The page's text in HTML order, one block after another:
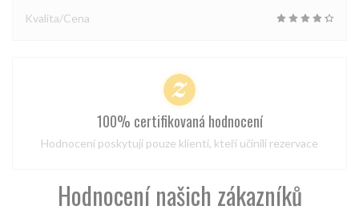
Hodnocení našich zákazníků
Kvalita/Cena
100% certifikovaná hodnocení
Hodnocení poskytují pouze klienti, kteří učinili rezervace